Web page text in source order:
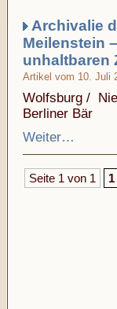
Archivalie
Meilenstein
unhaltbaren
Artikel vom 10. Juli
Wolfsburg /
Berliner Bär
Weiter…
Seite 1 von 1 1